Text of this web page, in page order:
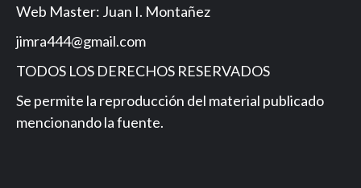
Web Master: Juan I. Montañez
jimra444@gmail.com
TODOS LOS DERECHOS RESERVADOS
Se permite la reproducción del material publicado
mencionando la fuente.